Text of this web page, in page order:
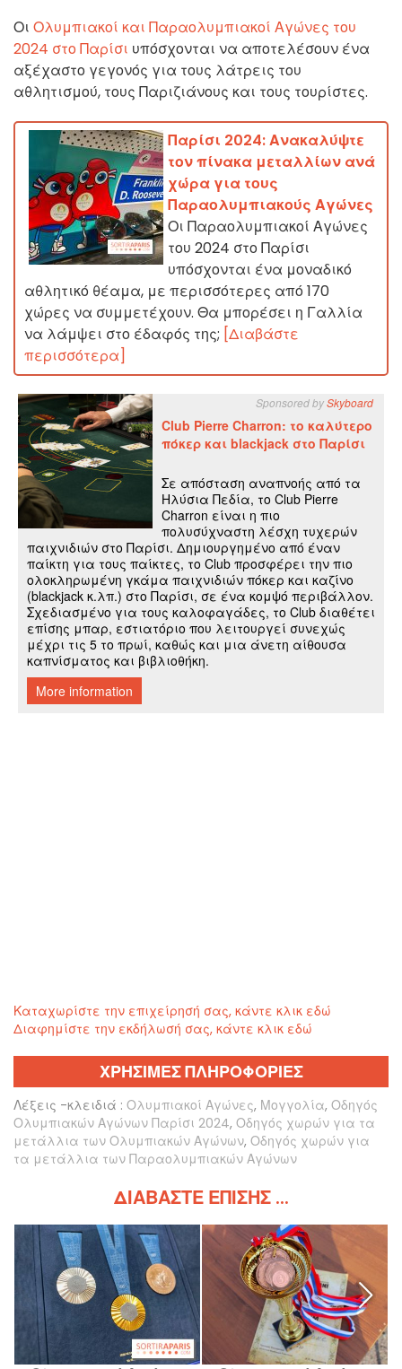
Οι Ολυμπιακοί και Παραολυμπιακοί Αγώνες του
2024 στο Παρίσι υπόσχονται να αποτελέσουν ένα
αξέχαστο γεγονός για τους λάτρεις του
αθλητισμού, τους Παριζιάνους και τους τουρίστες.
Παρίσι 2024: Ανακαλύψτε
τον πίνακα μεταλλίων ανά
χώρα για τους
Παραολυμπιακούς Αγώνες
Οι Παραολυμπιακοί Αγώνες
του 2024 στο Παρίσι
υπόσχονται ένα μοναδικό
αθλητικό θέαμα, με περισσότερες από 170
χώρες να συμμετέχουν. Θα μπορέσει η Γαλλία
να λάμψει στο έδαφός της; [Διαβάστε
περισσότερα]
Καταχωρίστε την επιχείρησή σας, κάντε κλικ εδώ
Διαφημίστε την εκδήλωσή σας, κάντε κλικ εδώ
ΧΡΗΣΙΜΕΣ ΠΛΗΡΟΦΟΡΙΕΣ
Λέξεις -κλειδιά : Ολυμπιακοί Αγώνες, Μογγολία, Οδηγός
Ολυμπιακών Αγώνων Παρίσι 2024, Οδηγός χωρών για τα
μετάλλια των Ολυμπιακών Αγώνων, Οδηγός χωρών για
τα μετάλλια των Παραολυμπιακών Αγώνων
ΔΙΑΒΆΣΤΕ ΕΠΊΣΗΣ ...